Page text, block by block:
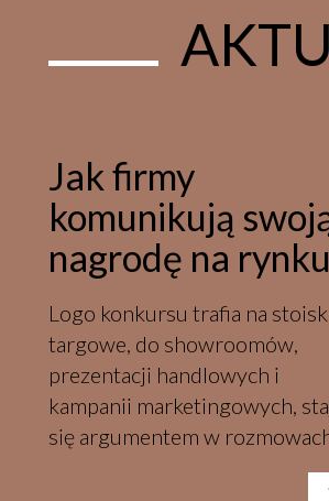
Jak firmy
komunikują
nagrodę na
Logo konkursu trafia na
targowe, do showroomów,
prezentacji handlowych i
kampanii marketingowych,
się argumentem w